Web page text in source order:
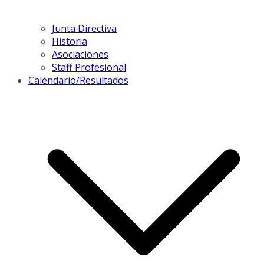
Junta Directiva
Historia
Asociaciones
Staff Profesional
Calendario/Resultados